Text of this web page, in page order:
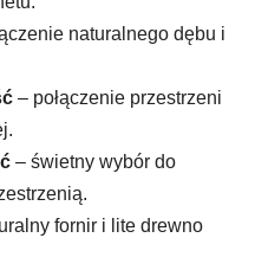
naturalnego dębu i
– połączenie przestrzeni
– świetny wybór do
fornir i lite drewno